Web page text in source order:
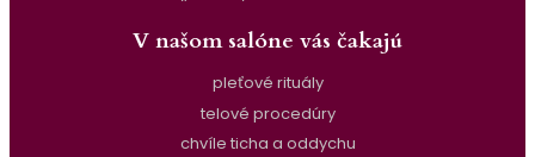
V našom salóne vás čakajú
pleťové rituály
telové procedúry
chvíle ticha a oddychu